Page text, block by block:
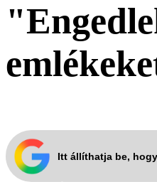
Itt állíthatja be,